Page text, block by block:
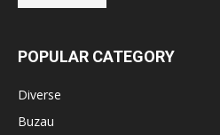
POPULAR CATEGORY
Diverse
Buzau